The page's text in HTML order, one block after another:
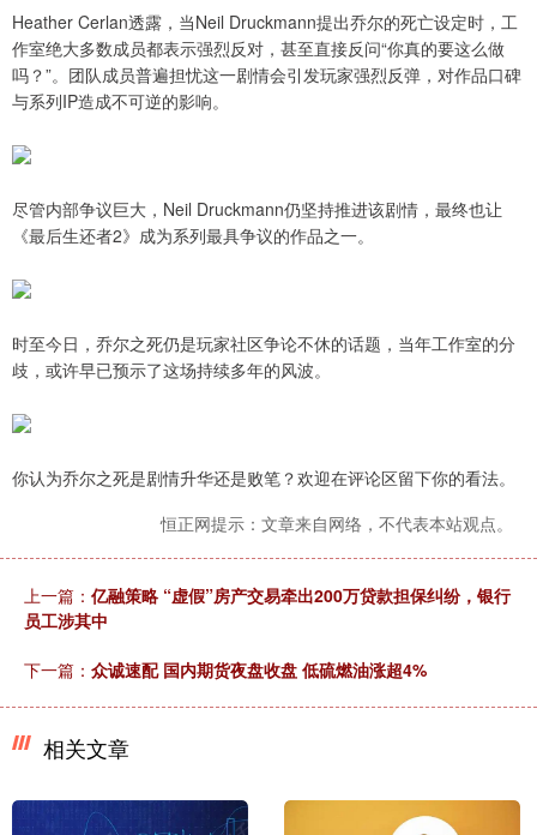
Heather Cerlan透露，当Neil Druckmann提出乔尔的死亡设定时，工
作室绝大多数成员都表示强烈反对，甚至直接反问“你真的要这么做
吗？”。团队成员普遍担忧这一剧情会引发玩家强烈反弹，对作品口碑
与系列IP造成不可逆的影响。
尽管内部争议巨大，Neil Druckmann仍坚持推进该剧情，最终也让
《最后生还者2》成为系列最具争议的作品之一。
时至今日，乔尔之死仍是玩家社区争论不休的话题，当年工作室的分
歧，或许早已预示了这场持续多年的风波。
你认为乔尔之死是剧情升华还是败笔？欢迎在评论区留下你的看法。
恒正网提示：文章来自网络，不代表本站观点。
上一篇： 亿融策略 “虚假”房产交易牵出200万贷款担保纠纷，银行
员工涉其中
下一篇： 众诚速配 国内期货夜盘收盘 低硫燃油涨超4%
相关文章